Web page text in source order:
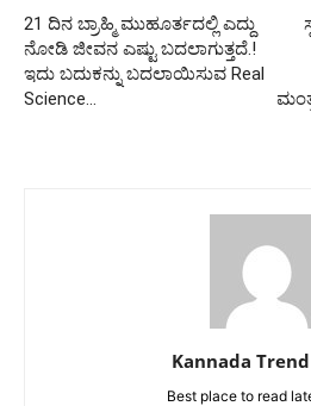
21 ದಿನ ಬ್ರಾಹ್ಮಿ ಮುಹೂರ್ತದಲ್ಲಿ ಎದ್ದು
ನೋಡಿ ಜೀವನ ಎಷ್ಟು ಬದಲಾಗುತ್ತದೆ.!
ಇದು ಬದುಕನ್ನು ಬದಲಾಯಿಸುವ Real
Science…
Kannada
Best place to read